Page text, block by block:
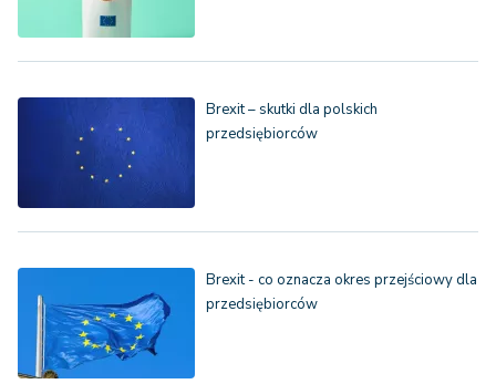
Brexit – skutki dla polskich
przedsiębiorców
Brexit - co oznacza okres przejściowy dla
przedsiębiorców